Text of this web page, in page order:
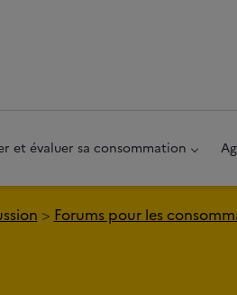
et évaluer sa consommation
Forums pour les